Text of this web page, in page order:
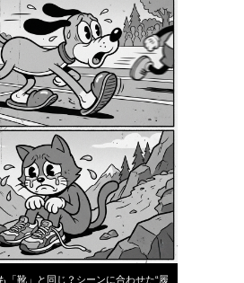
「靴」と同じ？シーンに合わせた“履
352
st-ailes